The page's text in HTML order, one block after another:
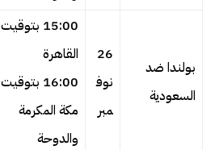
بولندا ضد
السعودية
26
نوف
مبر
15:00 بتوقيت
القاهرة
16:00 بتوقيت
مكة المكرمة
والدوحة